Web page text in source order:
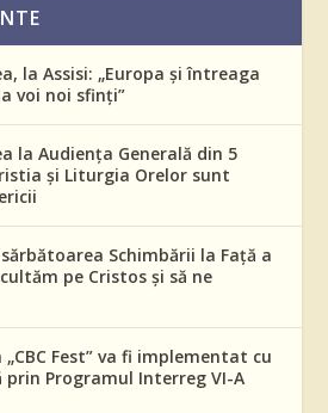
la Assisi: „Europa și întreaga
voi noi sfinți”
la Audiența Generală din 5
și Liturgia Orelor sunt
sărbătoarea Schimbării la Față a
pe Cristos și să ne
Fest” va fi implementat cu
Programul Interreg VI-A